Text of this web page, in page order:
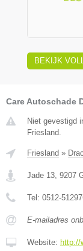
BEKIJK
Care Autoschade
Niet gevestigd
Friesland.
Friesland »
Jade 13 9207
Tel: 0512-
E-mailadres
Website: http://